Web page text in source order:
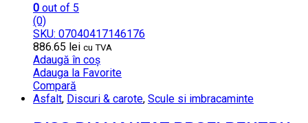
0 out of 5
(0)
SKU: 07040417146176
886.65 lei cu TVA
Adaugă în coș
Adauga la Favorite
Compară
Asfalt, Discuri & carote, Scule si imbracaminte